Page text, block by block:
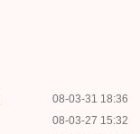
08-03-31 18:36
08-03-27 15:32